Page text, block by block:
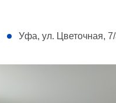
Уфа, ул. Цветочная,